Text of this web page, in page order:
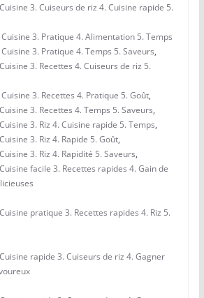
3. Cuiseurs de riz 4. Cuisine rapide 5.
3. Pratique 4. Alimentation 5. Temps
3. Pratique 4. Temps 5. Saveurs,
3. Recettes 4. Cuiseurs de riz 5.
3. Recettes 4. Pratique 5. Goût,
3. Recettes 4. Temps 5. Saveurs,
3. Riz 4. Cuisine rapide 5. Temps,
3. Riz 4. Rapide 5. Goût,
3. Riz 4. Rapidité 5. Saveurs,
facile 3. Recettes rapides 4. Gain de
pratique 3. Recettes rapides 4. Riz 5.
rapide 3. Cuiseurs de riz 4. Gagner